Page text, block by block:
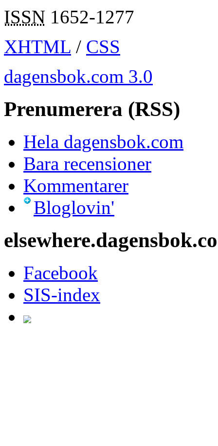
ISSN 1652-1277
XHTML / CSS
dagensbok.com 3.0
Prenumerera (RSS)
Hela dagensbok.com
Bara recensioner
Kommentarer
Bloglovin'
Facebook
SIS-index